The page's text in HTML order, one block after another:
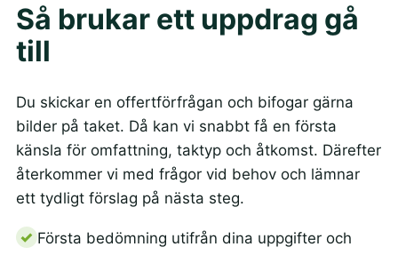
Så brukar ett uppdrag gå
till
Du skickar en offertförfrågan och bifogar gärna
bilder på taket. Då kan vi snabbt få en första
känsla för omfattning, taktyp och åtkomst. Därefter
återkommer vi med frågor vid behov och lämnar
ett tydligt förslag på nästa steg.
Första bedömning utifrån dina uppgifter och